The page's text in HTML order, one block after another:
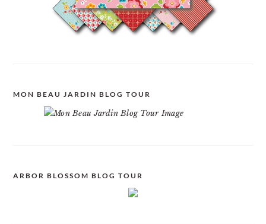
MON BEAU JARDIN BLOG TOUR
ARBOR BLOSSOM BLOG TOUR